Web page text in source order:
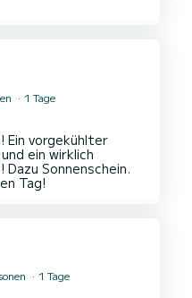
1 Tage
Ein vorgekühlter
ein wirklich
Sonnenschein.
1 Tage